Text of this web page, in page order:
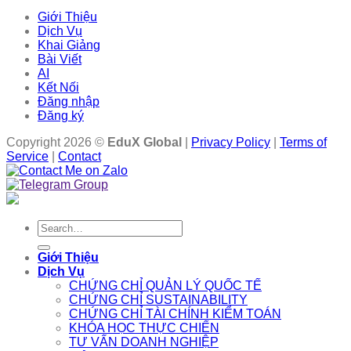
Giới Thiệu
Dịch Vụ
Khai Giảng
Bài Viết
AI
Kết Nối
Đăng nhập
Đăng ký
Copyright 2026 © EduX Global Privacy Policy
Terms of
Service
Contact
Search
for:
Giới Thiệu
Dịch Vụ
CHỨNG CHỈ QUẢN LÝ QUỐC TẾ
CHỨNG CHỈ SUSTAINABILITY
CHỨNG CHỈ TÀI CHÍNH KIỂM TOÁN
KHÓA HỌC THỰC CHIẾN
TƯ VẤN DOANH NGHIỆP